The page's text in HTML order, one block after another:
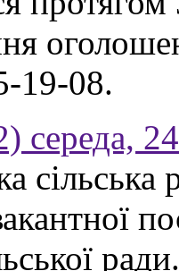
19-08.
ради.